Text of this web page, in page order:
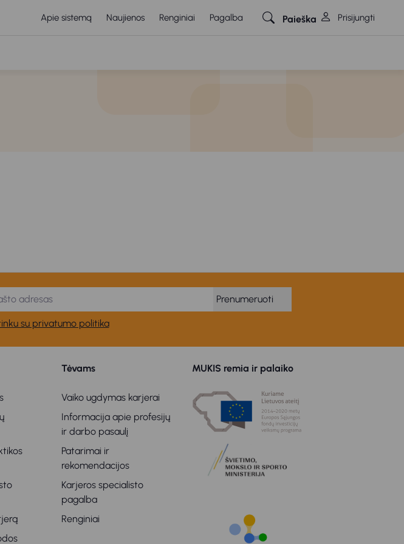
Apie sistemą Naujienos Renginiai Pagalba Paieška Prisijungti
Prenumeruoti
su privatumo politika
Tėvams
Vaiko ugdymas karjerai
Informacija apie profesijų
ir darbo pasaulį
Patarimai ir
rekomendacijos
Karjeros specialisto
pagalba
Renginiai
MUKIS remia ir palaiko